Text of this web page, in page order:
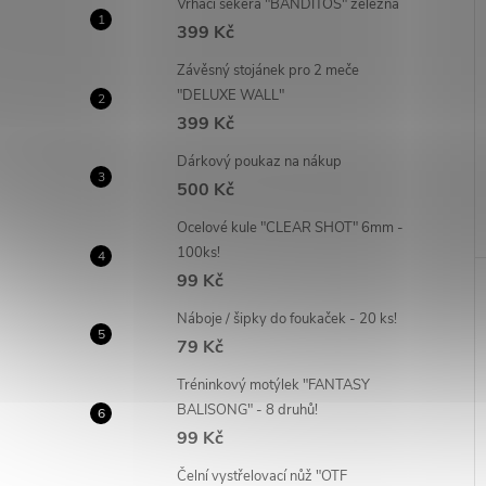
Vrhací sekera "BANDITOS" železná
399 Kč
Závěsný stojánek pro 2 meče
"DELUXE WALL"
399 Kč
Dárkový poukaz na nákup
500 Kč
Ocelové kule "CLEAR SHOT" 6mm -
100ks!
99 Kč
Náboje / šipky do foukaček - 20 ks!
79 Kč
Tréninkový motýlek "FANTASY
BALISONG" - 8 druhů!
99 Kč
Čelní vystřelovací nůž "OTF